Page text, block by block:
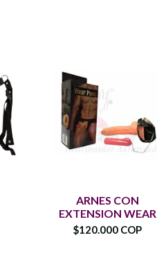
ARNES CON
EXTENSION WEAR
$120.000 COP